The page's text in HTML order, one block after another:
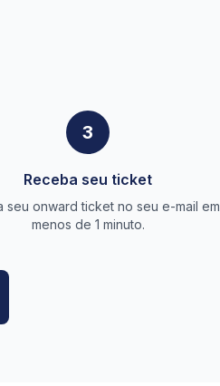
3
Receba seu ticket
seu onward ticket no seu e-mail em
menos de 1 minuto.